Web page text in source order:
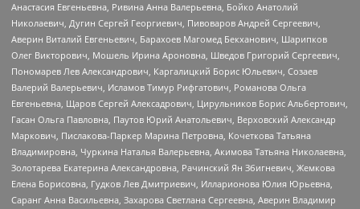
Анастасия Евгеньевна, Ривина Анна Валерьевна, Бойко Анатолий
Николаевич, Дугин Сергей Георгиевич, Пивоваров Андрей Сергеевич,
Аверин Виталий Евгеньевич, Барахоев Магомед Бекханович, Шарипков
Олег Викторович, Мошель Ирина Ароновна, Шведов Григорий Сергеевич,
Пономарев Лев Александрович, Каргалицкий Борис Юльевич, Созаев
Валерий Валерьевич, Исламов Тимур Рифгатович, Романова Ольга
Евгеньевна, Щаров Сергей Алексадрович, Цирульников Борис Альбертович,
Гасан Ольга Павловна, Паутов Юрий Анатольевич, Верховский Александр
Маркович, Пислакова-Паркер Марина Петровна, Кочеткова Татьяна
Владимировна, Чуркина Наталья Валерьевна, Акимова Татьяна Николаевна,
Золотарева Екатерина Александровна, Рачинский Ян Збигневич, Жемкова
Елена Борисовна, Гудков Лев Дмитриевич, Илларионова Юлия Юрьевна,
Саранг Анна Васильевна, Захарова Светлана Сергеевна, Аверин Владимир